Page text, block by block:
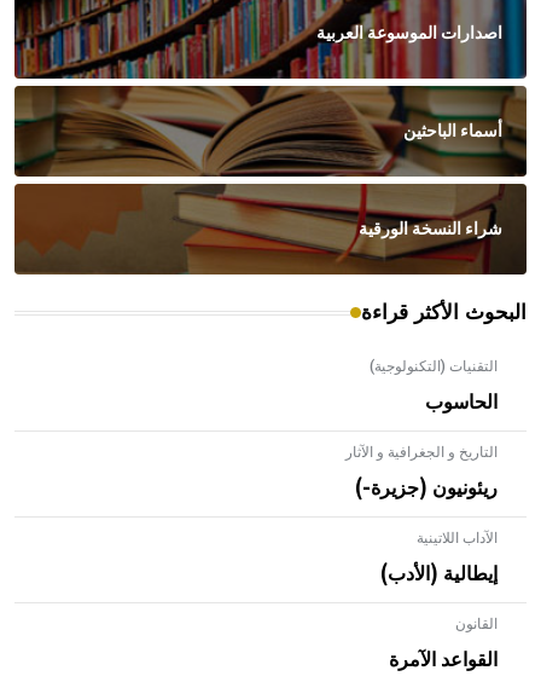
اصدارات الموسوعة العربية
أسماء الباحثين
شراء النسخة الورقية
البحوث الأكثر قراءة
التقنيات (التكنولوجية)
الحاسوب
التاريخ و الجغرافية و الآثار
ريئونيون (جزيرة-)
الآداب اللاتينية
إيطالية (الأدب)
القانون
القواعد الآمرة
- هل تعلم أن الأبلق نوع من الفنون الهندسية التي ارتبطت
بالعمارة الإسلامية في بلاد الشام ومصر خاصة، حيث يحرص
المعمار على بناء مداميكه وخاصة في الواجهات